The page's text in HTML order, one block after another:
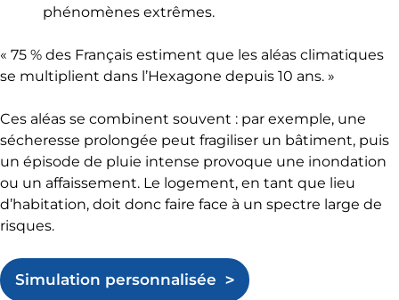
phénomènes extrêmes.
« 75 % des Français estiment que les aléas climatiques
se multiplient dans l’Hexagone depuis 10 ans. »
Ces aléas se combinent souvent : par exemple, une
sécheresse prolongée peut fragiliser un bâtiment, puis
un épisode de pluie intense provoque une inondation
ou un affaissement. Le logement, en tant que lieu
d’habitation, doit donc faire face à un spectre large de
risques.
Simulation personnalisée